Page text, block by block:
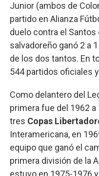
Junior (ambos de
partido en Alianza
duelo contra el Santos
salvadoreño ganó 2 a
de los dos tantos. En
544 partidos oficiales
Como delantero del
primera fue del 1962
tres Copas
Interamericana, en
equipo que ganó el
primera división de la